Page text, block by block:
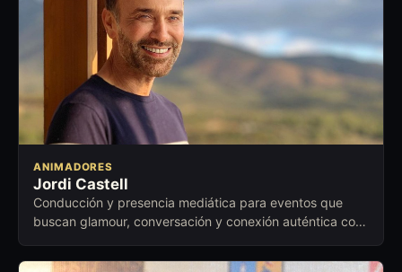
ANIMADORES
Jordi Castell
Conducción y presencia mediática para eventos que
buscan glamour, conversación y conexión auténtica con